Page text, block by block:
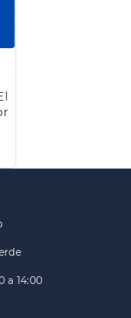
a 14:00